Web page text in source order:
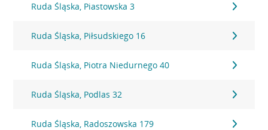
Ruda Śląska, Piastowska 3
Ruda Śląska, Piłsudskiego 16
Ruda Śląska, Piotra Niedurnego 40
Ruda Śląska, Podlas 32
Ruda Śląska, Radoszowska 179